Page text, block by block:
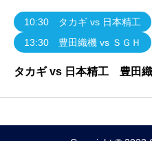
10:30 タカギ vs 日本精工
13:30 豊田織機 vs ＳＧＨ
タカギ vs 日本精工 豊田